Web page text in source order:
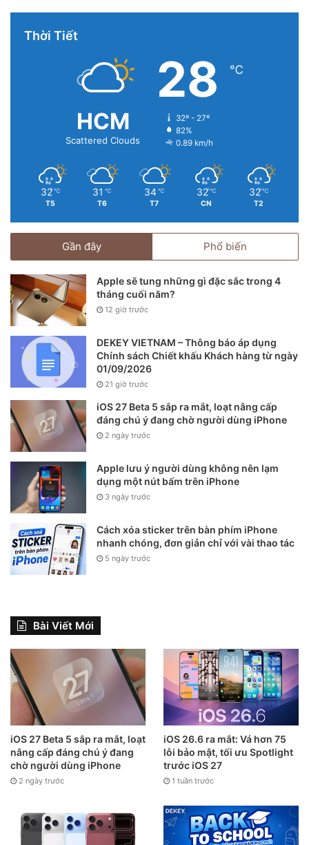
Thời Tiết
HCM
Scattered Clouds
28 ℃
32º - 27º
82%
0.89 km/h
32 ℃
T5
31 ℃
T6
34 ℃
T7
32 ℃
CN
32 ℃
T2
Gần đây Phổ biến
Apple sẽ tung những gì đặc sắc trong 4
tháng cuối năm?
12 giờ trước
DEKEY VIETNAM – Thông báo áp dụng
Chính sách Chiết khấu Khách hàng từ ngày
01/09/2026
21 giờ trước
iOS 27 Beta 5 sắp ra mắt, loạt nâng cấp
đáng chú ý đang chờ người dùng iPhone
2 ngày trước
Apple lưu ý người dùng không nên lạm
dụng một nút bấm trên iPhone
3 ngày trước
Cách xóa sticker trên bàn phím iPhone
nhanh chóng, đơn giản chỉ với vài thao tác
5 ngày trước
Bài Viết Mới
iOS 27 Beta 5 sắp ra mắt, loạt
nâng cấp đáng chú ý đang
chờ người dùng iPhone
2 ngày trước
iOS 26.6 ra mắt: Vá hơn 75
lỗi bảo mật, tối ưu Spotlight
trước iOS 27
1 tuần trước